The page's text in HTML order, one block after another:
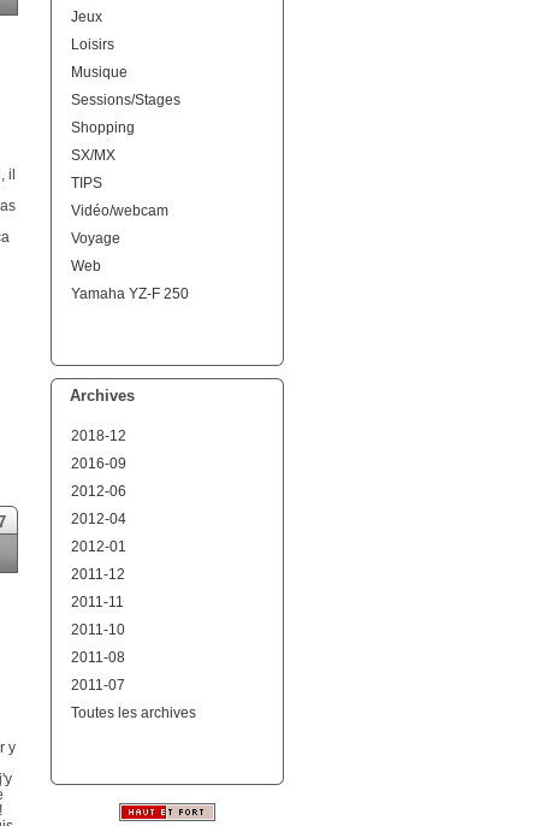
Jeux
Loisirs
Musique
Sessions/Stages
Shopping
SX/MX
TIPS
Vidéo/webcam
Voyage
Web
Yamaha YZ-F 250
Archives
2018-12
2016-09
2012-06
2012-04
2012-01
2011-12
2011-11
2011-10
2011-08
2011-07
Toutes les archives
il
y